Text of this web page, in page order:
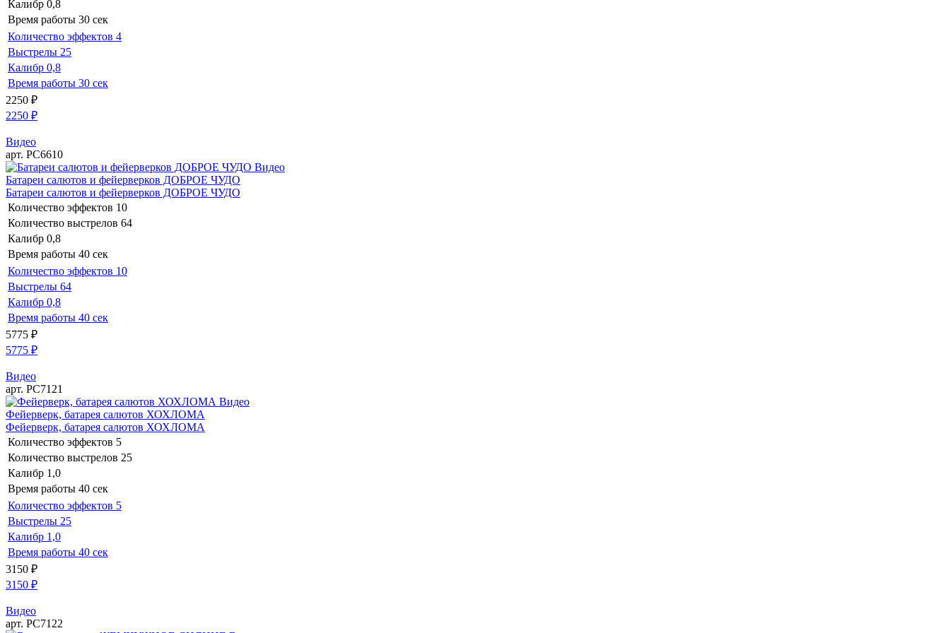
Калибр 0,8
Время работы 30 сек
Количество эффектов 4
Выстрелы 25
Калибр 0,8
Время работы 30 сек
2250 ₽
2250 ₽
Видео
арт. РС6610
Видео
Батареи салютов и фейерверков ДОБРОЕ ЧУДО
Батареи салютов и фейерверков ДОБРОЕ ЧУДО
Количество эффектов 10
Количество выстрелов 64
Калибр 0,8
Время работы 40 сек
Количество эффектов 10
Выстрелы 64
Калибр 0,8
Время работы 40 сек
5775 ₽
5775 ₽
Видео
арт. РС7121
Видео
Фейерверк, батарея салютов ХОХЛОМА
Фейерверк, батарея салютов ХОХЛОМА
Количество эффектов 5
Количество выстрелов 25
Калибр 1,0
Время работы 40 сек
Количество эффектов 5
Выстрелы 25
Калибр 1,0
Время работы 40 сек
3150 ₽
3150 ₽
Видео
арт. РС7122